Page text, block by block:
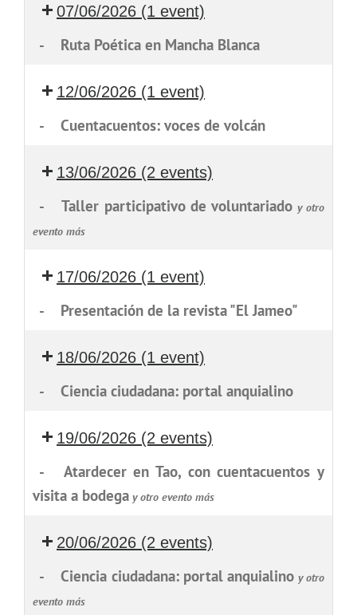
07/06/2026 (1 event)
- Ruta Poética en Mancha Blanca
12/06/2026 (1 event)
- Cuentacuentos: voces de volcán
13/06/2026 (2 events)
- Taller participativo de voluntariado y otro
evento más
17/06/2026 (1 event)
- Presentación de la revista "El Jameo"
18/06/2026 (1 event)
- Ciencia ciudadana: portal anquialino
19/06/2026 (2 events)
-
Atardecer en Tao, con cuentacuentos y
visita a bodegay otro evento más
20/06/2026 (2 events)
- Ciencia ciudadana: portal anquialino y otro
evento más